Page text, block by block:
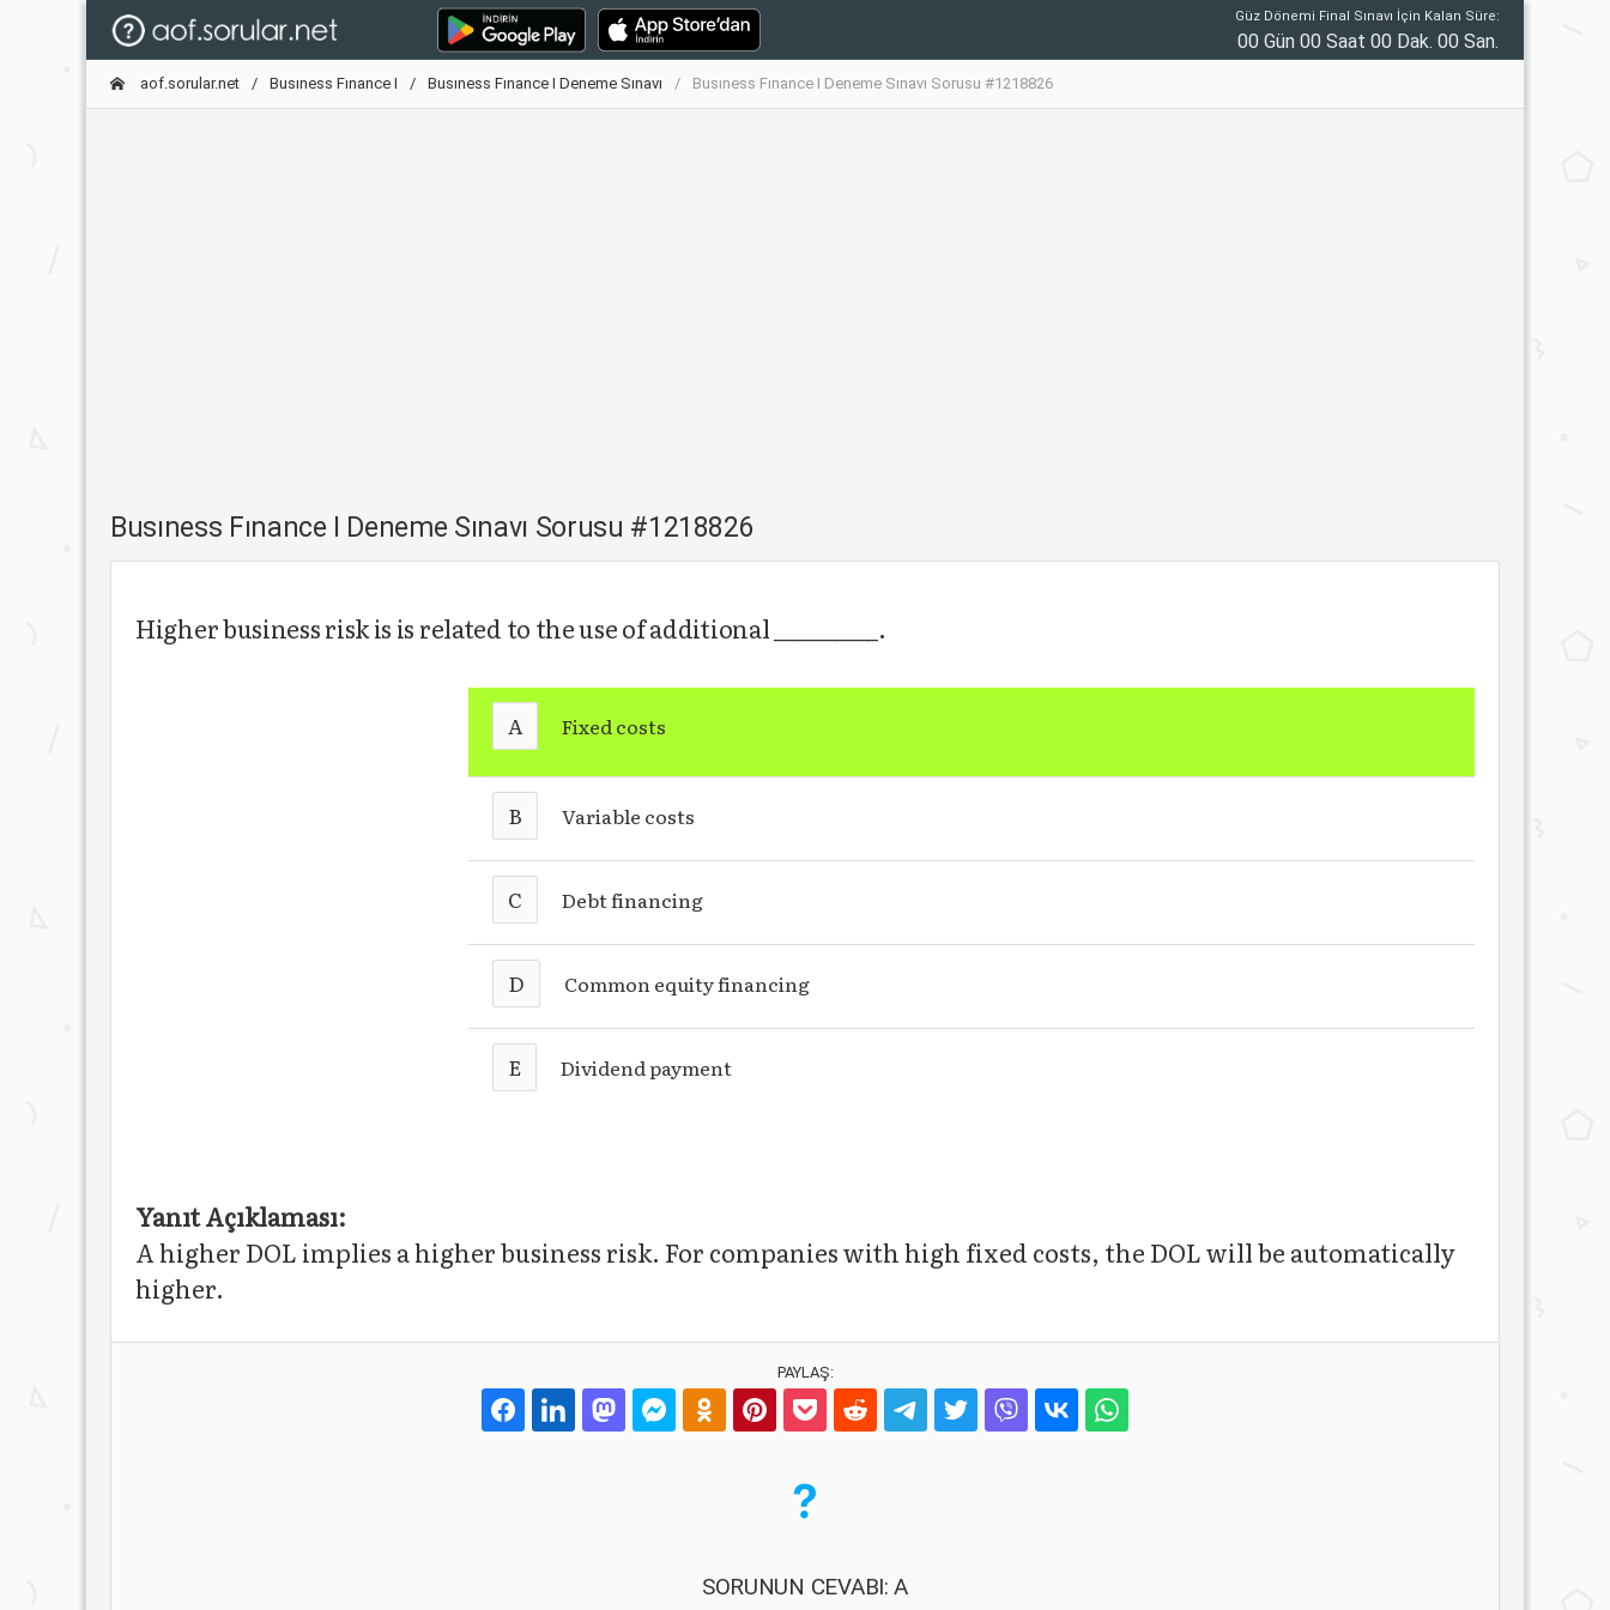
Güz Dönemi Final Sınavı İçin Kalan Süre:
00 Gün 00 Saat 00 Dak. 00 San.
aof.sorular.net Busıness Fınance I Busıness Fınance I Deneme Sınavı Busıness Fınance I Deneme Sınavı Sorusu #1218826
Busıness Fınance I Deneme Sınavı Sorusu #1218826
Higher business risk is is related to the use of additional __________.
A Fixed costs
B Variable costs
C Debt financing
D Common equity financing
E Dividend payment
Yanıt Açıklaması:
A higher DOL implies a higher business risk. For companies with high fixed costs, the DOL will be automatically
higher.
PAYLAŞ:
SORUNUN CEVABI: A